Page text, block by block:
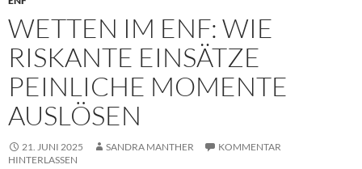
WETTEN IM ENF: WIE
RISKANTE EINSÄTZE
PEINLICHE MOMENTE
AUSLÖSEN
21. JUNI 2025 SANDRA MANTHER
KOMMENTAR
HINTERLASSEN